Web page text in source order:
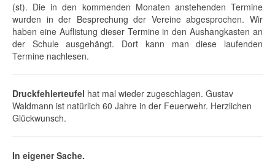
(st). Die in den kommenden Monaten anstehenden Termine
wurden in der Besprechung der Vereine abgesprochen. Wir
haben eine Auflistung dieser Termine in den Aushangkasten an
der Schule ausgehängt. Dort kann man diese laufenden
Termine nachlesen.
Druckfehlerteufel hat mal wieder zugeschlagen. Gustav
Waldmann ist natürlich 60 Jahre in der Feuerwehr. Herzlichen
Glückwunsch.
In eigener Sache.